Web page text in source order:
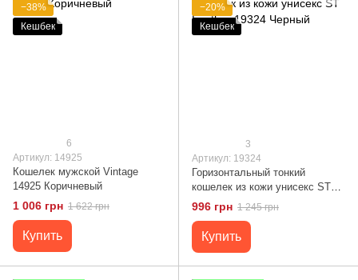
−38%
Кешбек
6
Артикул: 14925
Кошелек мужской Vintage
14925 Коричневый
1 006 грн 1 622 грн
Купить
−20%
Кешбек
3
Артикул: 19324
Горизонтальный тонкий
кошелек из кожи унисекс ST
Leather 19324 Черный
996 грн 1 245 грн
Купить